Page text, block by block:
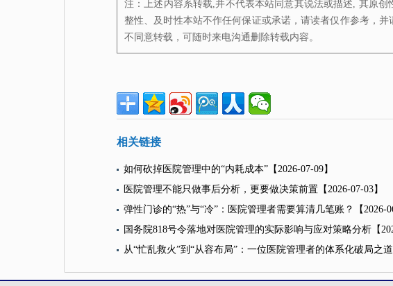
注：上述内容系转载,并不代表本站同意其说法或描述, 其原
整性、及时性本站不作任何保证或承诺，请读者仅作参考，
不同意转载，可随时来电沟通删除转载内容。
相关链接
如何砍掉医院管理中的“内耗成本” 【2026-07-09】
医院管理不能只做事后分析，更要做决策前置 【2026-07-03】
弹性门诊的“热”与“冷”：医院管理者需要算清几笔账？
【2026-
国务院818号令落地对医院管理的实际影响与应对策略分析 【
从“忙乱救火”到“从容布局”：一位医院管理者的体系化破局之道